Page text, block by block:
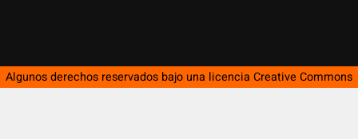
Algunos derechos reservados bajo una licencia Creative Commons